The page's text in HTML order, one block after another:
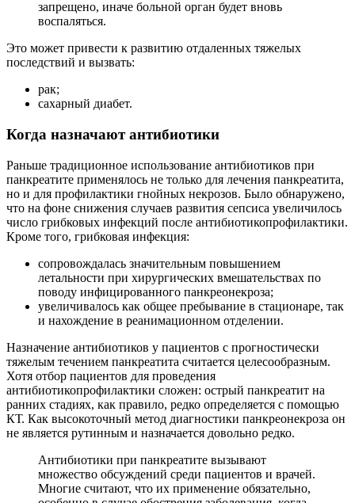
запрещено, иначе больной орган будет вновь
воспаляться.
Это может привести к развитию отдаленных тяжелых
последствий и вызвать:
рак;
сахарный диабет.
Когда назначают антибиотики
Раньше традиционное использование антибиотиков при
панкреатите применялось не только для лечения панкреатита,
но и для профилактики гнойных некрозов. Было обнаружено,
что на фоне снижения случаев развития сепсиса увеличилось
число грибковых инфекций после антибиотикопрофилактики.
Кроме того, грибковая инфекция:
сопровождалась значительным повышением
летальности при хирургических вмешательствах по
поводу инфицированного панкреонекроза;
увеличивалось как общее пребывание в стационаре, так
и нахождение в реанимационном отделении.
Назначение антибиотиков у пациентов с прогностически
тяжелым течением панкреатита считается целесообразным.
Хотя отбор пациентов для проведения
антибиотикопрофилактики сложен: острый панкреатит на
ранних стадиях, как правило, редко определяется с помощью
КТ. Как высокоточный метод диагностики панкреонекроза он
не является рутинным и назначается довольно редко.
Антибиотики при панкреатите вызывают
множество обсуждений среди пациентов и врачей.
Многие считают, что их применение обязательно,